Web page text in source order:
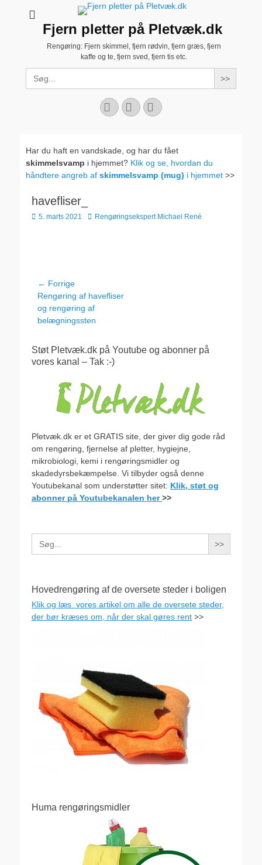
Fjern pletter på Pletvæk.dk
Rengøring: Fjern skimmel, fjern rødvin, fjern græs, fjern
kaffe og te, fjern sved, fjern tis etc.
Search
for:
Facebook
YouTubeInstagram
Har du haft en vandskade, og har du fået
skimmelsvamp i hjemmet? Klik og se, hvordan du
håndtere angreb af skimmelsvamp (mug) i hjemmet >>
havefliser_
Udgivet
5. marts 2021 Forfatter
Rengøringsekspert Michael René
Indlægsnavigation
← Forrige
Forrige
indlæg:
Rengøring af havefliser
og rengøring af
belægningssten
Støt Pletvæk.dk på Youtube og abonner på
vores kanal – Tak :-)
Pletvæk.dk er et GRATIS site, der giver dig gode råd
om rengøring, fjernelse af pletter, hygiejne,
mikrobiologi, kemi i rengøringsmidler og
skadedyrsbekæmpelse. Vi tilbyder også denne
Youtubekanal som understøtter sitet: Klik, støt og
abonner på Youtubekanalen her>>
Search
for:
Hovedrengøring af de oversete steder i boligen
Klik og læs vores artikel om alle de oversete steder,
der bør kræses om, når der skal gøres rent >>
Huma rengøringsmidler